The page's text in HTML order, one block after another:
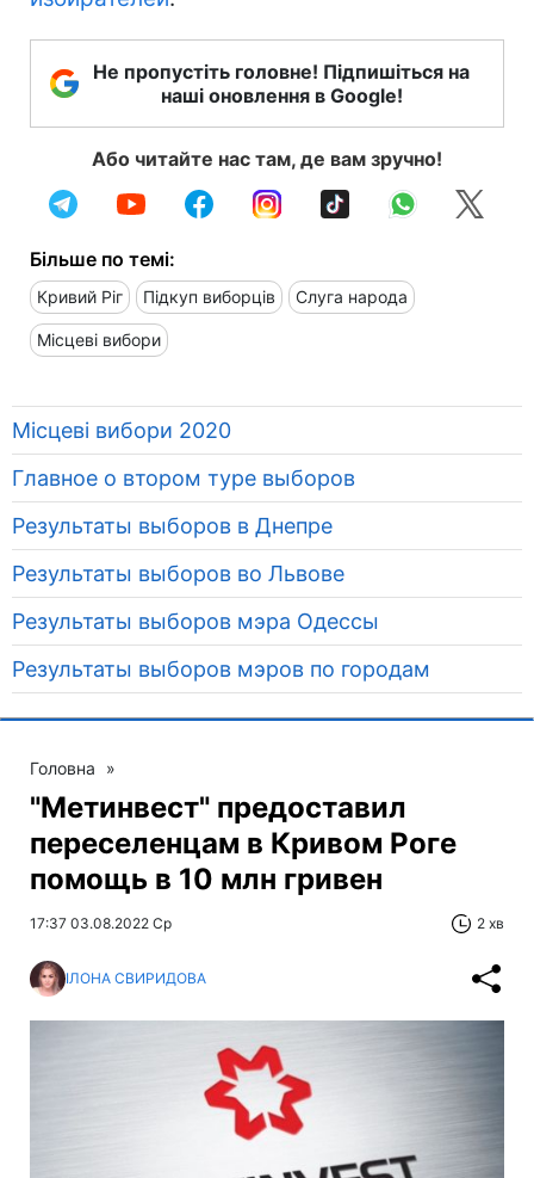
Не пропустіть головне! Підпишіться на
наші оновлення в Google!
Або читайте нас там, де вам зручно!
Більше по темі:
Кривий Ріг Підкуп виборців Слуга народа
Місцеві вибори
Місцеві вибори 2020
Главное о втором туре выборов
Результаты выборов в Днепре
Результаты выборов во Львове
Результаты выборов мэра Одессы
Результаты выборов мэров по городам
Головна »
"Метинвест" предоставил
переселенцам в Кривом Роге
помощь в 10 млн гривен
17:37 03.08.2022 Ср 2 хв
ІЛОНА СВИРИДОВА